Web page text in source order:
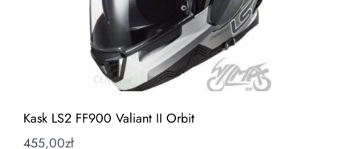
Kask LS2 FF900 Valiant II Orbit
455,00zł